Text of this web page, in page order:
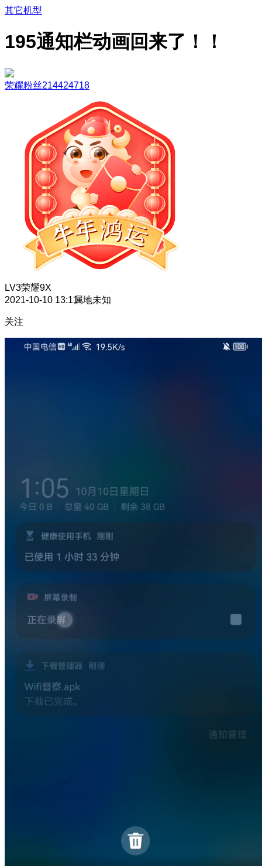
其它机型
195通知栏动画回来了！！
荣耀粉丝214424718
LV3荣耀9X
2021-10-10 13:11属地未知
关注